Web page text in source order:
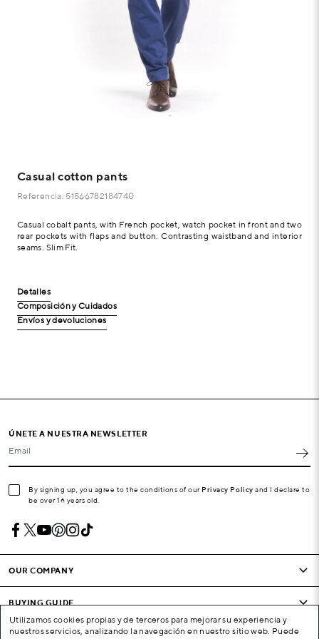
Casual cotton pants
Referencia: 51566782184740
Casual cobalt pants, with French pocket, watch pocket in front and two
rear pockets with flaps and button. Contrasting waistband and interior
seams. Slim Fit.
Detalles
Composición y Cuidados
Envíos y devoluciones
ÚNETE A NUESTRA NEWSLETTER
Email
By signing up, you agree to the conditions of our Privacy Policy and I declare to
be over 16 years old.
OUR COMPANY
BUYING GUIDE
CONDITIONS AND COMPANY
Utilizamos cookies propias y de terceros para mejorar su experiencia y
nuestros servicios, analizando la navegación en nuestro sitio web. Puede